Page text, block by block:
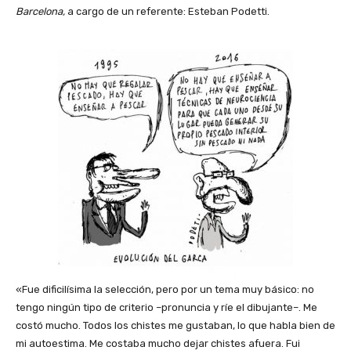
Barcelona, a cargo de un referente: Esteban Podetti.
«Fue dificilísima la selección, pero por un tema muy básico: no
tengo ningún tipo de criterio –pronuncia y ríe el dibujante–. Me
costó mucho. Todos los chistes me gustaban, lo que habla bien de
mi autoestima. Me costaba mucho dejar chistes afuera. Fui